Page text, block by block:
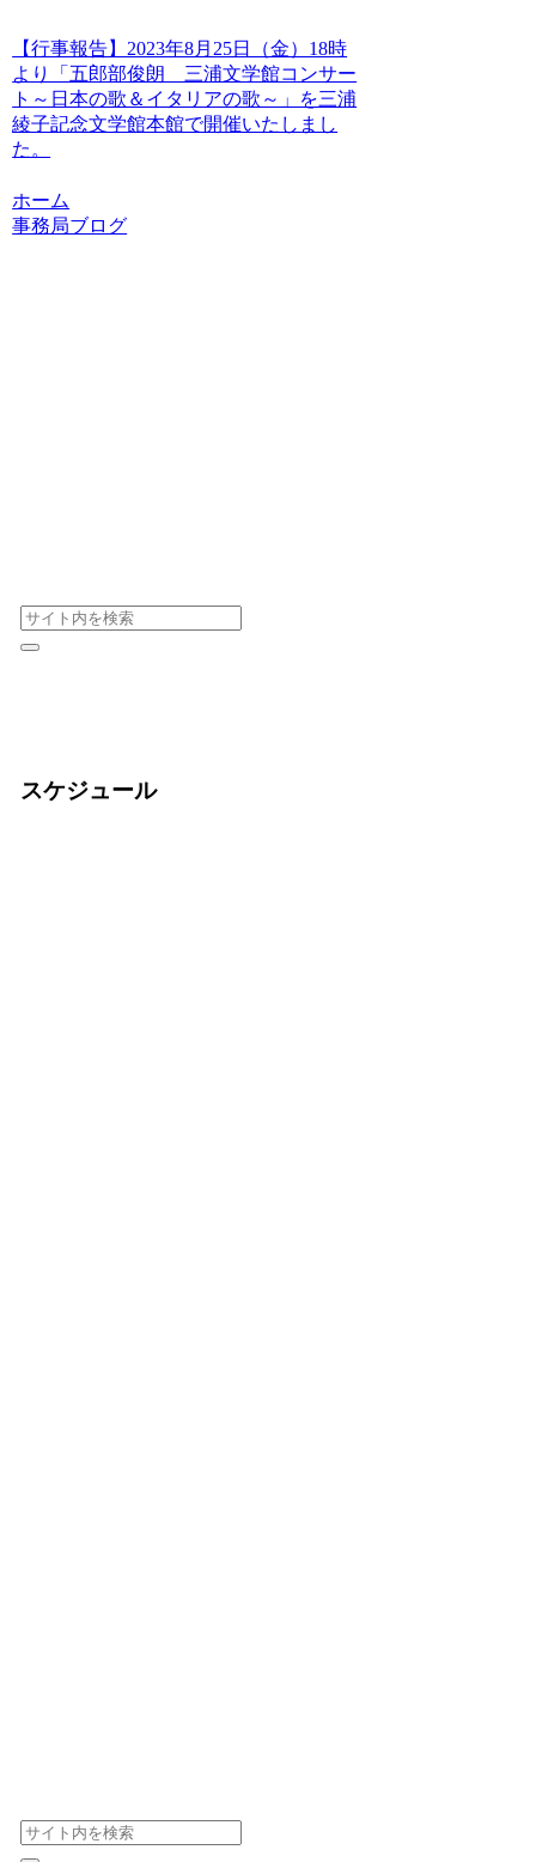
【行事報告】2023年8月25日（金）18時
より「五郎部俊朗 三浦文学館コンサー
ト～日本の歌＆イタリアの歌～」を三浦
綾子記念文学館本館で開催いたしまし
た。
ホーム
事務局ブログ
スケジュール